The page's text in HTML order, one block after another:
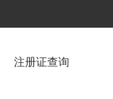
注册证查询